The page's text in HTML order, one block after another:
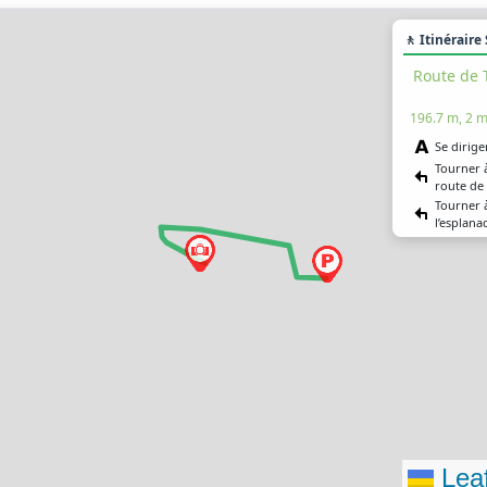
🚶 Itinéraire
Route de
196.7 m, 2
Se
Tourner
route de
Tourner
Vous
Vous